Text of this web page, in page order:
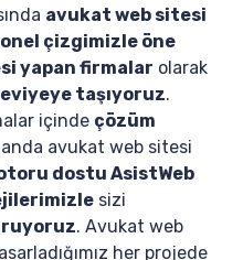
avukat web sitesi
çizgimizle öne
yapan firmalar olarak
taşıyoruz.
içinde çözüm
avukat web sitesi
dostu AsistWeb
sizi
. Avukat web
her projede